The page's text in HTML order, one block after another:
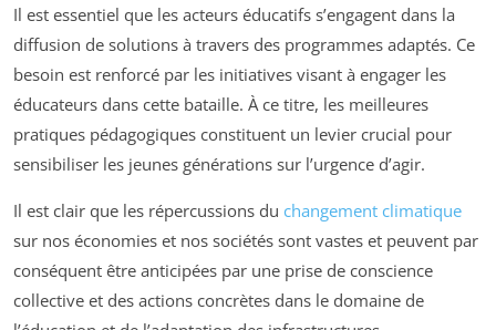
Il est essentiel que les acteurs éducatifs s’engagent dans la
diffusion de solutions à travers des programmes adaptés. Ce
besoin est renforcé par les initiatives visant à engager les
éducateurs dans cette bataille. À ce titre, les meilleures
pratiques pédagogiques constituent un levier crucial pour
sensibiliser les jeunes générations sur l’urgence d’agir.
Il est clair que les répercussions du changement climatique
sur nos économies et nos sociétés sont vastes et peuvent par
conséquent être anticipées par une prise de conscience
collective et des actions concrètes dans le domaine de